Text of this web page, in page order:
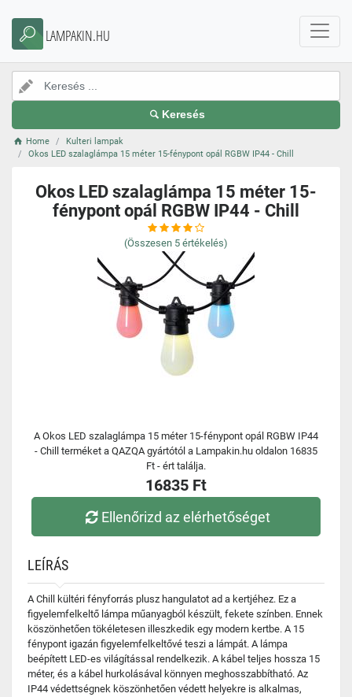
LAMPAKIN.HU
Keresés
Home
Kulteri lampak
Okos LED szalaglámpa 15 méter 15-fénypont opál RGBW IP44 - Chill
Okos LED szalaglámpa 15 méter 15-
fénypont opál RGBW IP44 - Chill
(Összesen 5 értékelés)
A Okos LED szalaglámpa 15 méter 15-fénypont opál RGBW IP44
- Chill terméket a QAZQA gyártótól a Lampakin.hu oldalon 16835
Ft - ért találja.
16835 Ft
Ellenőrizd az elérhetőséget
LEÍRÁS
A Chill kültéri fényforrás plusz hangulatot ad a kertjéhez. Ez a
figyelemfelkeltő lámpa műanyagból készült, fekete színben. Ennek
köszönhetően tökéletesen illeszkedik egy modern kertbe. A 15
fénypont igazán figyelemfelkeltővé teszi a lámpát. A lámpa
beépített LED-es világítással rendelkezik. A kábel teljes hossza 15
méter, és a kábel hurkolásával könnyen meghosszabbítható. Az
IP44 védettségnek köszönhetően védett helyekre is alkalmas,